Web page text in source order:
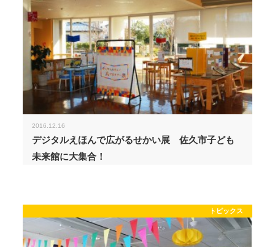
2016.12.16
デジタルえほんで広がるせかい展 佐久市子ども
未来館に大集合！
トピックス